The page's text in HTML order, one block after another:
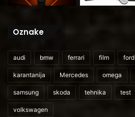
Oznake
audi bmw ferrari film ford
karantanija Mercedes omega
samsung skoda tehnika test
volkswagen